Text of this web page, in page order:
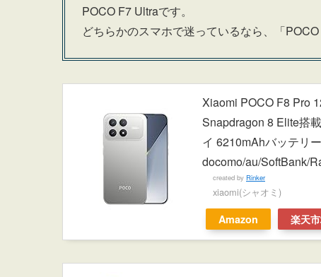
POCO F7 Ultraです。
どちらかのスマホで迷っているなら、「POCO
Xiaomi POCO F8 Pro
Snapdragon 8 Elite搭
イ 6210mAhバッテリ
docomo/au/SoftBank/
created by Rinker
xiaomi(シャオミ)
Amazon 楽天